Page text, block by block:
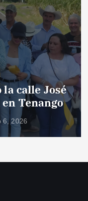
calle José
Tenango
6, 2026